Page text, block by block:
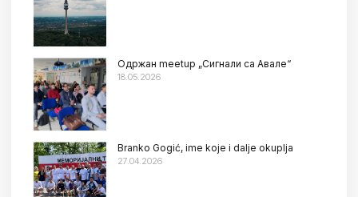
Oдржан meetup „Сигнали са Авале“
18.05.2026
Branko Gogić, ime koje i dalje okuplja
27.04.2026